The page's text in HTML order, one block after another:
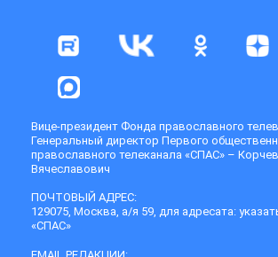
Вице-президент Фонда православного
Генеральный директор Первого
православного телеканала «СПАС» –
Вячеславович
ПОЧТОВЫЙ АДРЕС:
129075, Москва, а/я 59, для адресата:
«СПАС»